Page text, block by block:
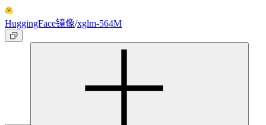
HuggingFace镜像/xglm-564M